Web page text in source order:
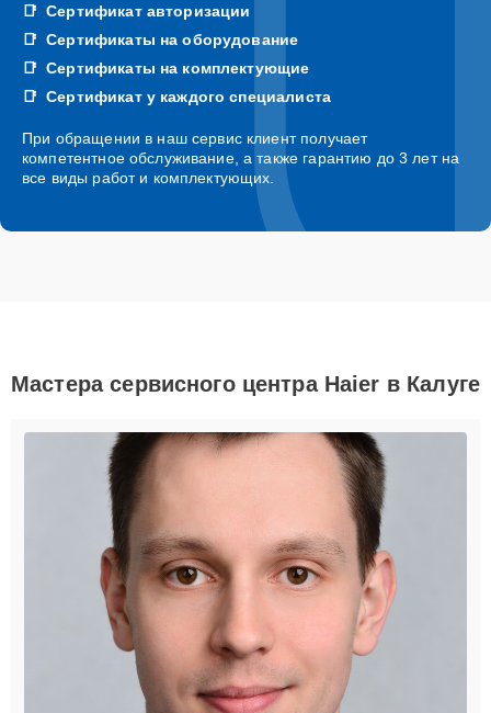
Сертификат авторизации
Сертификаты на оборудование
Сертификаты на комплектующие
Сертификат у каждого специалиста
При обращении в наш сервис клиент получает
компетентное обслуживание, а также гарантию до 3 лет на
все виды работ и комплектующих.
Мастера сервисного центра Haier в Калуге